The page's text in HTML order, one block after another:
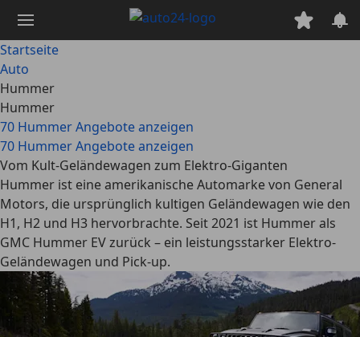
Hauptinhalt
springen
Startseite
Auto
Hummer
Hummer
70 Hummer Angebote anzeigen
70 Hummer Angebote anzeigen
Vom Kult-Geländewagen zum Elektro-Giganten
Hummer ist eine amerikanische Automarke von General
Motors, die ursprünglich kultigen Geländewagen wie den
H1, H2 und H3 hervorbrachte. Seit 2021 ist Hummer als
GMC Hummer EV zurück – ein leistungsstarker Elektro-
Geländewagen und Pick-up.